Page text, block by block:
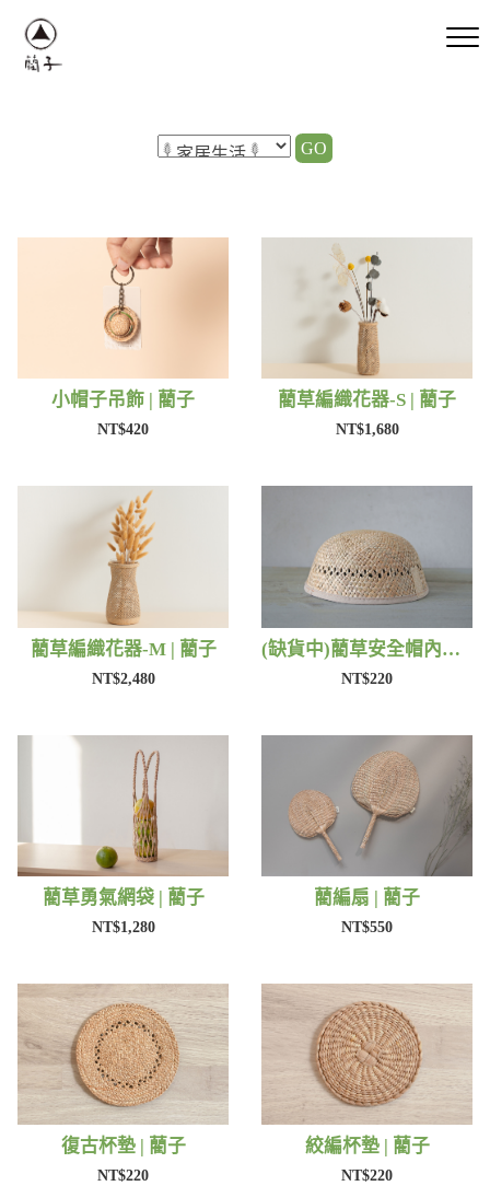
GO
小帽子吊飾 | 藺子
NT$420
藺草編織花器-S | 藺子
NT$1,680
藺草編織花器-M | 藺子
NT$2,480
(缺貨中)藺草安全帽內襯 | 藺子
NT$220
藺草勇氣網袋 | 藺子
NT$1,280
藺編扇 | 藺子
NT$550
復古杯墊 | 藺子
NT$220
絞編杯墊 | 藺子
NT$220